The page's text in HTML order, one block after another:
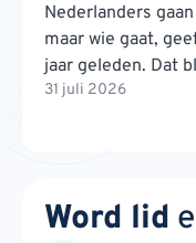
Nederlanders
maar wie gaat,
jaar geleden. Dat
31 juli 2026
Word lid